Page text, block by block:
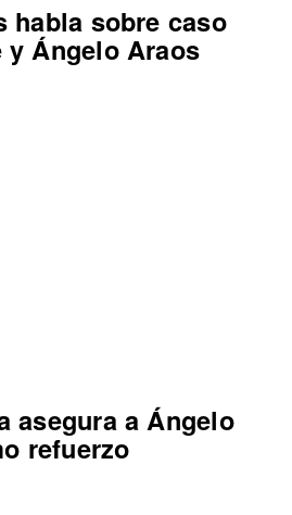
habla sobre caso
y Ángelo Araos
asegura a Ángelo
refuerzo